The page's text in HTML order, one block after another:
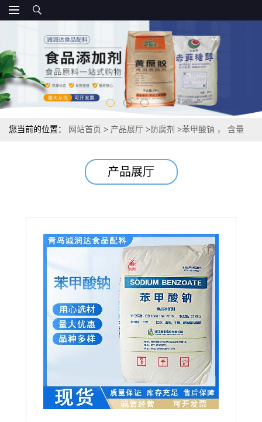
您当前的位置： 网站首页 > 产品展厅 > 防腐剂 >苯甲酸钠 ， 含量
产品展厅